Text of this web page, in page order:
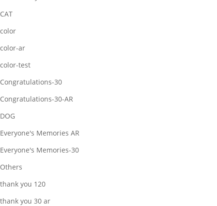
CAT
color
color-ar
color-test
Congratulations-30
Congratulations-30-AR
DOG
Everyone's Memories AR
Everyone's Memories-30
Others
thank you 120
thank you 30 ar